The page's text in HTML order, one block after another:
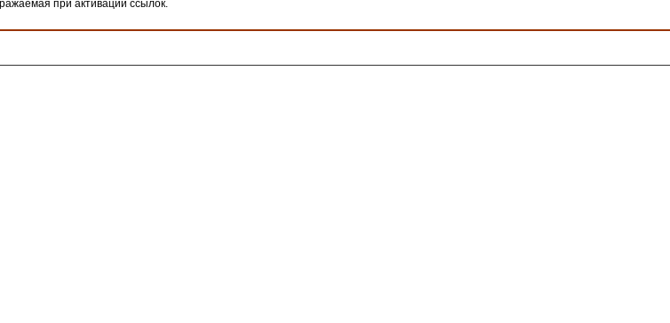
при активации ссылок.